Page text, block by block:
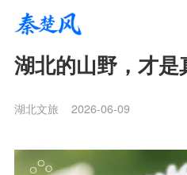
湖北的山野，才
湖北文旅 2026-06-09